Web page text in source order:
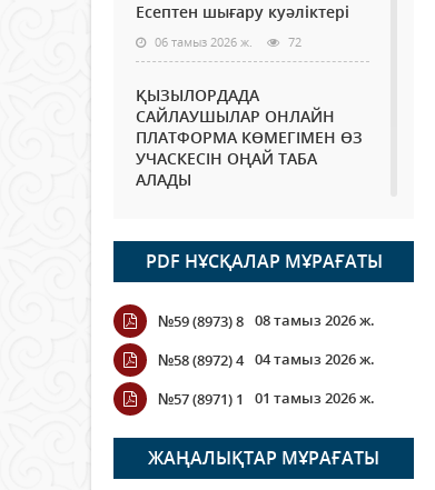
Есептен шығару куәліктері
06 тамыз 2026 ж. 72
ҚЫЗЫЛОРДАДА
САЙЛАУШЫЛАР ОНЛАЙН
ПЛАТФОРМА КӨМЕГІМЕН ӨЗ
УЧАСКЕСІН ОҢАЙ ТАБА
АЛАДЫ
Open Air: Қызылорда
облысы полиция
департаменті 20 мыңнан
астам көрерменнің
қауіпсіздігін қамтамасыз етті
ҚАЛАЙ ӨТЕДІ?
06 тамыз 2026 ж. 263
PDF НҰСҚАЛАР МҰРАҒАТЫ
№59 (8973) 8 08 тамыз 2026 ж.
№58 (8972) 4 04 тамыз 2026 ж.
№57 (8971) 1
01 тамыз 2026 ж.
ЖАҢАЛЫҚТАР МҰРАҒАТЫ